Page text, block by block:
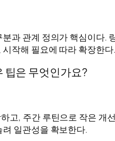
과 관계 정의가 핵심이다.
작해 필요에 따라 확장한다.
팁은 무엇인가요?
고, 주간 루틴으로 작은 개
일관성을 확보한다.